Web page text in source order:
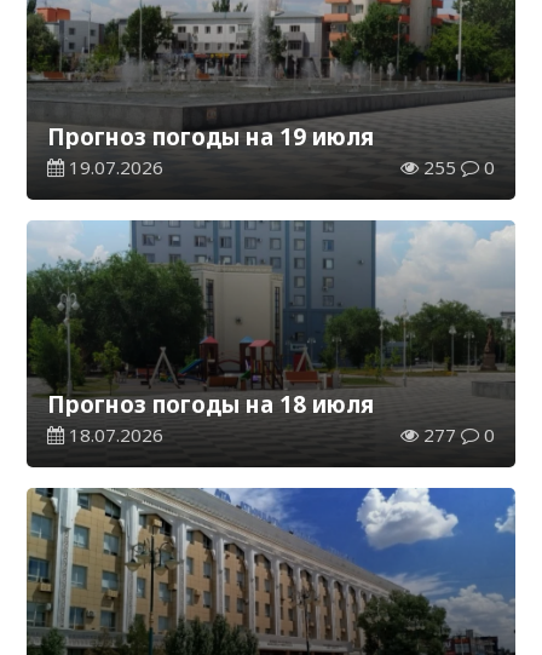
Прогноз погоды на 19 июля
19.07.2026 255 0
Прогноз погоды на 18 июля
18.07.2026 277 0